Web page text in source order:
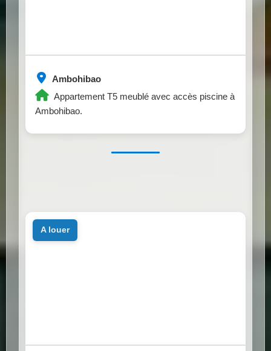
Ambohibao
Appartement T5 meublé avec accès piscine à
Ambohibao.
a louer